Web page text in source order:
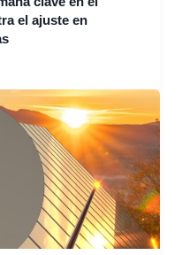
el ajuste en